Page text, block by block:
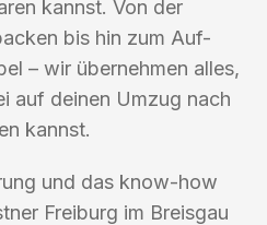
kannst. Von der
bis hin zum Auf-
– wir übernehmen alles,
auf deinen Umzug nach
kannst.
und das know-how
Freiburg im Breisgau